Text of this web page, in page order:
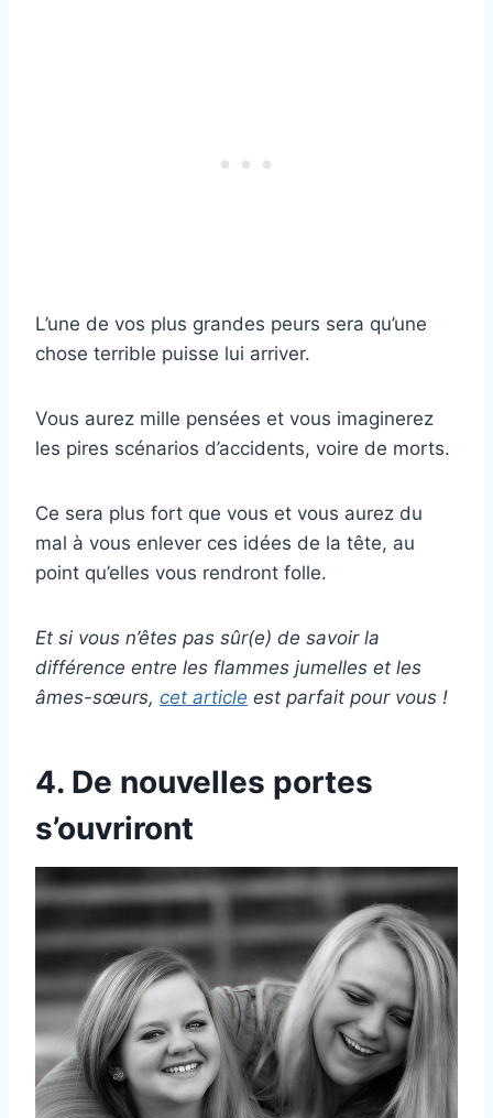
L’une de vos plus grandes peurs sera qu’une
chose terrible puisse lui arriver.
Vous aurez mille pensées et vous imaginerez
les pires scénarios d’accidents, voire de morts.
Ce sera plus fort que vous et vous aurez du
mal à vous enlever ces idées de la tête, au
point qu’elles vous rendront folle.
Et si vous n’êtes pas sûr(e) de savoir la
différence entre les flammes jumelles et les
âmes-sœurs, cet article est parfait pour vous !
4. De nouvelles portes
s’ouvriront